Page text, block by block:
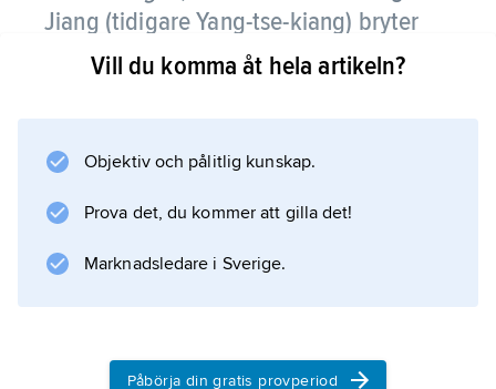
Jiang (tidigare Yang-tse-kiang) bryter
igenom bergen i mellersta Kina.
Xia och Xiling.
Information om artikeln
Vill du komma åt hela artikeln?
Objektiv och pålitlig kunskap.
Prova det, du kommer att gilla det!
Marknadsledare i Sverige.
Påbörja din gratis provperiod